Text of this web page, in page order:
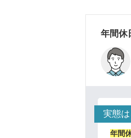
年間休
実態
年間